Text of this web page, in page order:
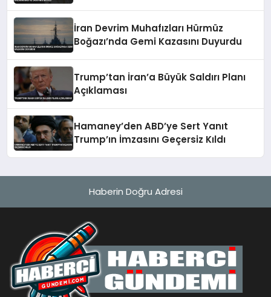
İran Devrim Muhafızları Hürmüz
Boğazı’nda Gemi Kazasını Duyurdu
Trump’tan İran’a Büyük Saldırı Planı
Açıklaması
Hamaney’den ABD’ye Sert Yanıt
Trump’ın İmzasını Geçersiz Kıldı
Haberin Doğru Adresi